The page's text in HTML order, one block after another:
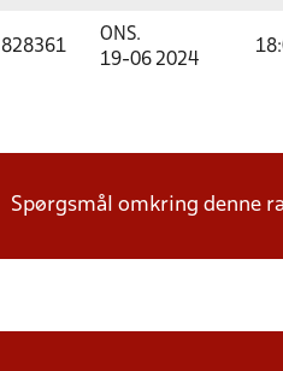
828361
ONS.
19-06 2024
Spørgsmål omkring denne